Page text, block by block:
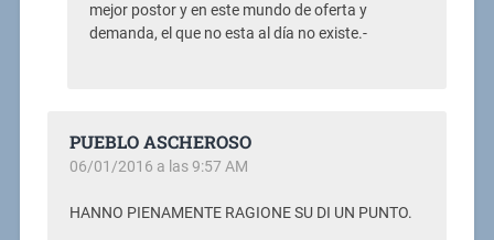
mejor postor y en este mundo de oferta y
demanda, el que no esta al día no existe.-
PUEBLO ASCHEROSO
06/01/2016 a las 9:57 AM
HANNO PIENAMENTE RAGIONE SU DI UN PUNTO.